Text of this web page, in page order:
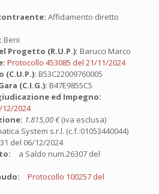
Affidamento diretto
Beni
Progetto (R.U.P.): Barucci Marco
Protocollo 453085 del 21/11/2024
B53C22009760005
(C.I.G.): B47E9855C5
ed Impegno:
2024
1.815,00 €(iva esclusa)
System s.r.l. (c.f.:01053440044)
del 06/12/2024
a Saldo num.26307 del
Protocollo 100257 del